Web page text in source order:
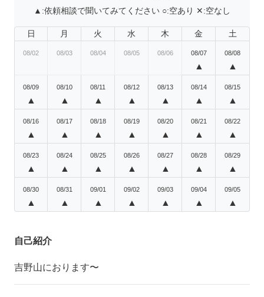
▲:依頼相談で聞いてみてください ○:空あり ✕:空なし
日 月 火 水 木 金 土
08/02 08/03 08/04 08/05 08/06 08/07
▲
08/08
▲
08/09
▲
08/10
▲
08/11
▲
08/12
▲
08/13
▲
08/14
▲
08/15
▲
08/16
▲
08/17
▲
08/18
▲
08/19
▲
08/20
▲
08/21
▲
08/22
▲
08/23
▲
08/24
▲
08/25
▲
08/26
▲
08/27
▲
08/28
▲
08/29
▲
08/30
▲
08/31
▲
09/01
▲
09/02
▲
09/03
▲
09/04
▲
09/05
▲
自己紹介
吉野山におります〜